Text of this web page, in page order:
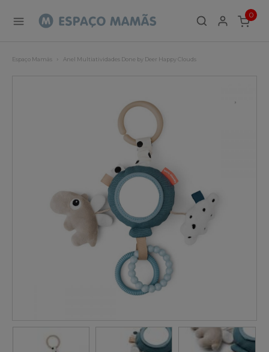
0
ITEMS
Espaço Mamãs Anel Multiatividades Done by Deer Happy Clouds